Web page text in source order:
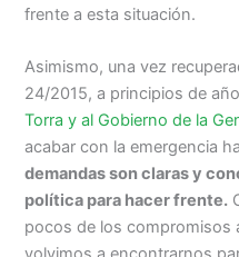
frente a esta situación.
Asimismo, una vez
24/2015, a principios de año
Torra y al Gobierno de la
acabar con la emergencia
demandas son claras y
política para hacer frente.
pocos de los compromisos